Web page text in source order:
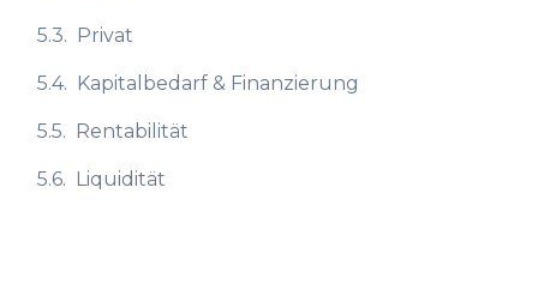
5.3. Privat
5.4. Kapitalbedarf & Finanzierung
5.5. Rentabilität
5.6. Liquidität